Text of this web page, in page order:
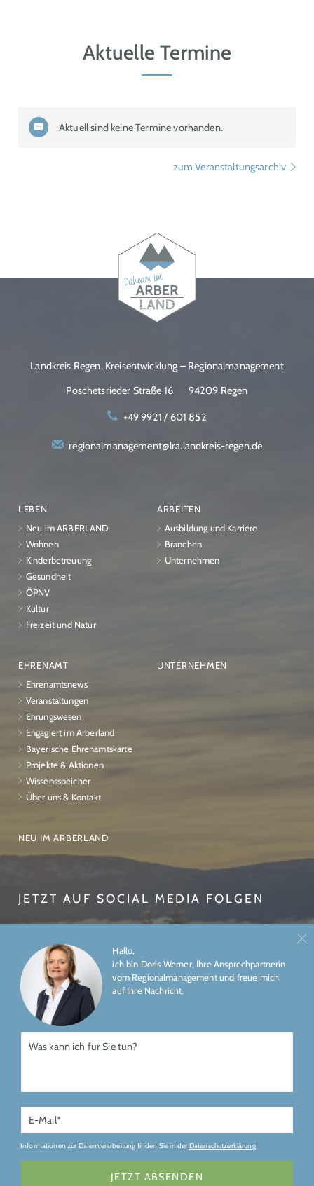
Aktuelle Termine
Aktuell sind keine Termine vorhanden.
zum Veranstaltungsarchiv
Hallo,
ich bin Doris Werner, Ihre Ansprechpartnerin
vom Regionalmanagement und freue mich
auf Ihre Nachricht.
Informationen zur Datenverarbeitung finden Sie in der Datenschutzerklärung
JETZT ABSENDEN
Landkreis Regen, Kreisentwicklung – Regionalmanagement
Poschetsrieder Straße 16
94209 Regen
+49 9921 / 601 852
regionalmanagement@lra.landkreis-regen.de
LEBEN
Neu im ARBERLAND
Wohnen
Kinderbetreuung
Gesundheit
ÖPNV
Kultur
Freizeit und Natur
ARBEITEN
Ausbildung und Karriere
Branchen
Unternehmen
EHRENAMT
Ehrenamtsnews
Veranstaltungen
Ehrungswesen
Engagiert im Arberland
Bayerische Ehrenamtskarte
Projekte & Aktionen
Wissensspeicher
Über uns & Kontakt
UNTERNEHMEN
NEU IM ARBERLAND
JETZT AUF SOCIAL MEDIA FOLGEN
Gefördert durch